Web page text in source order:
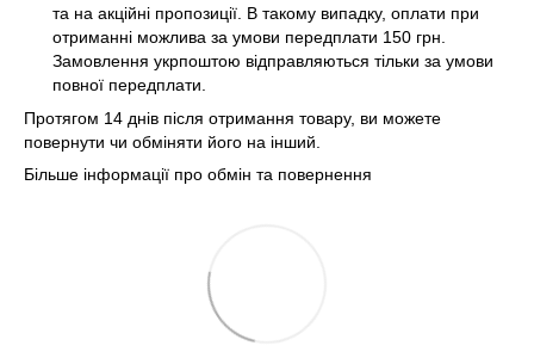
та на акційні пропозиції. В такому випадку, оплати при
отриманні можлива за умови передплати 150 грн.
Замовлення укрпоштою відправляються тільки за умови
повної передплати.
Протягом 14 днів після отримання товару, ви можете
повернути чи обміняти його на інший.
Більше інформації про обмін та повернення